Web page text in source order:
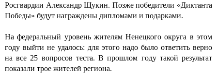
Росгвардии Александр Щукин. Позже победители «Диктанта
Победы» будут награждены дипломами и подарками.
На федеральный уровень жителям Ненецкого округа в этом
году выйти не удалось: для этого надо было ответить верно
на все 25 вопросов теста. В прошлом году такой результат
показали трое жителей региона.